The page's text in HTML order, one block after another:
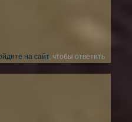
на сайт, чтобы ответить